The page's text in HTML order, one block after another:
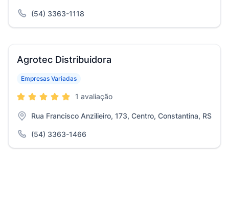
(54) 3363-1118
Agrotec Distribuidora
Empresas Variadas
1 avaliação
Rua Francisco Anzilieiro, 173, Centro, Constantina, RS
(54) 3363-1466